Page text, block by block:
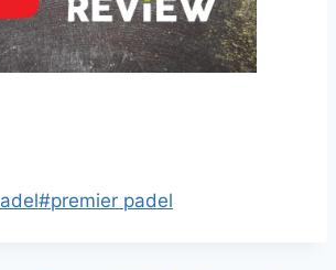
#premier padel